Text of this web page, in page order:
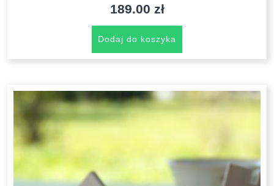
189.00 zł
Dodaj do koszyka